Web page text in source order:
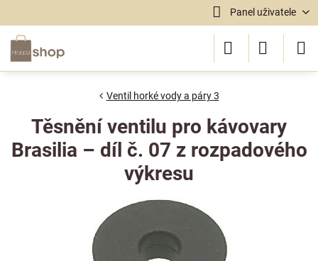
Panel uživatele
Ventil horké vody a páry 3
Těsnění ventilu pro kávovary
Brasilia – díl č. 07 z rozpadového
výkresu